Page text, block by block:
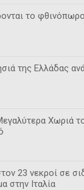
το
της Ελλάδας
Χωριά
23 νεκροί σε
στην Ιταλία